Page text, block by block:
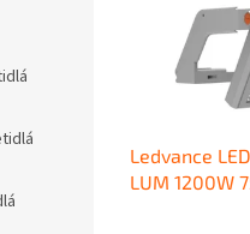
Ledvance
LUM 1200W